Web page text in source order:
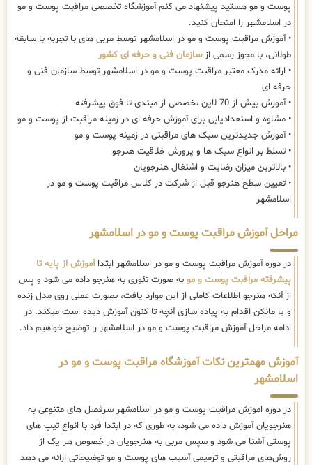
پوست و مو هستید پیشنهاد می کنم آموزشگاه تخصصی مراقبت پوست و مو
در اسلامشهر را امتحان کنید.
• آموزش مراقبت پوست و مو در اسلامشهر توسط مربی های با تجربه با سابقه
طولانی، با مجوز رسمی ازسازمان فنی و حرفه ای کشور
• ارائه مدرک معتبر مراقبت پوست و مو در اسلامشهر توسط سازمان فنی و
حرفه ای
• آموزش بیش از 70 لاین تخصصی از مبتدی تا فوق پیشرفته
• مشاوه و استعدادیابی برای آموزش حرفه ای در زمینه مراقبت از پوست و مو
• آموزش جدیدترین سبک های مراقبتی در زمینه پوست و مو
• تسلط بر انواع سبک ها و پرورش خلاقیت هنرجو
• بالاترین میزان رضایت و اشتغال هنرجویان
• تعیین سطح هنرجو قبل از شرکت در کلاس مراقبت پوست و مو در
اسلامشهر
مراحل آموزش مراقبت پوست و مو در اسلامشهر
در دوره آموزش مراقبت پوست و مو در اسلامشهر ابتداآموزش از پایه تا
پیشرفته مراقبت پوست و مو به صورت تئوری به هنرجو داده می شود و پس
از آنکه هنرجو اطلاعات کاملی از این موارد یافت، بصورت عملی روی مدل زنده
و یا مانکن اقدام به پیاده سازی آنچه تا کنون آموزش دیده است میکند. در
ادامه مراحل آموزش مراقبت پوست و مو در اسلامشهر را توضیح خواهیم داد.
آموزش مهمترین نکات آموزشگاه مراقبت پوست و مو در
اسلامشهر
در دوره اموزش مراقبت پوست و مو در اسلامشهر سرفصل های متنوعی به
هنرجویان آموزش داده می شود، به طوری که در ابتدا فرد با انواع تیپ های
پوستی آشنا می شود و سپس مربی به هنرجویان در خصوص هر یک از
روش‌های مراقبتی و ترمیمی آسیب های پوست و مو توضیحاتی ارائه می دهد